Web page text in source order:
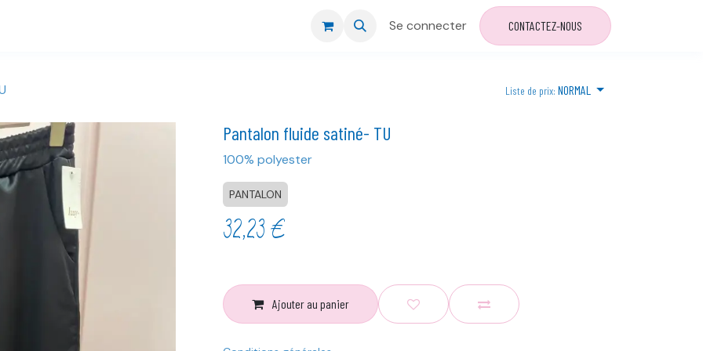
Livraison et retour Se connecter CONTACTEZ-NOUS
Liste de prix: NORMAL
Pantalon fluide satiné- TU
100% polyester
PANTALON
32,23€
Ajouter au panier